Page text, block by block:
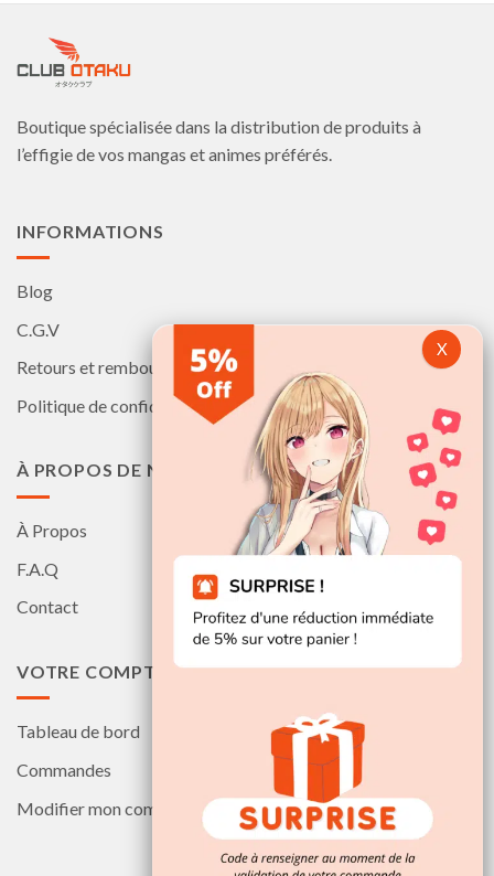
Boutique spécialisée dans la distribution de produits à
l’effigie de vos mangas et animes préférés.
INFORMATIONS
Blog
C.G.V
Retours et remboursements
Politique de confidentialité
À PROPOS DE NOUS
À Propos
F.A.Q
Contact
VOTRE COMPTE
Tableau de bord
Commandes
Modifier mon compte